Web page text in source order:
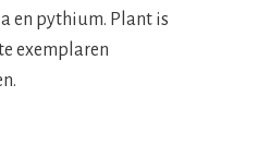
en pythium. Plant is
exemplaren